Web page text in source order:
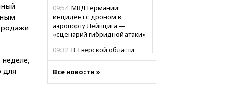
09:54 МВД Германии:
инцидент с дроном в
аэропорту Лейпцига —
«сценарий гибридной атаки»
09:32 В Тверской области
Wildberries
Все новости »
для